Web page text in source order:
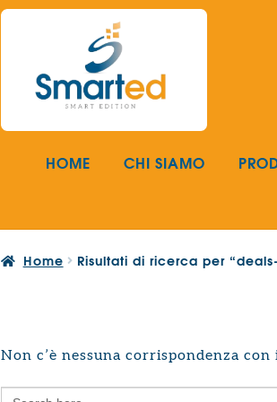
Vai
navigazione
Vai
HOME CHI SIAMO
Home Risultati di ricerca per
Non c’è nessuna corrispondenza
Search